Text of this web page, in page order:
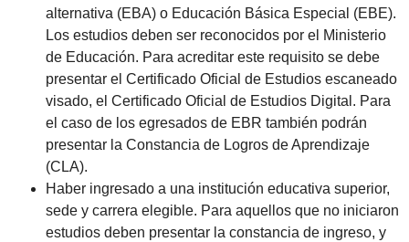
alternativa (EBA) o Educación Básica Especial (EBE).
Los estudios deben ser reconocidos por el Ministerio
de Educación. Para acreditar este requisito se debe
presentar el Certificado Oficial de Estudios escaneado
visado, el Certificado Oficial de Estudios Digital. Para
el caso de los egresados de EBR también podrán
presentar la Constancia de Logros de Aprendizaje
(CLA).
Haber ingresado a una institución educativa superior,
sede y carrera elegible. Para aquellos que no iniciaron
estudios deben presentar la constancia de ingreso, y